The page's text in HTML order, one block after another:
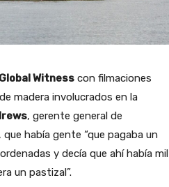
Global Witnesscon filmaciones
madera involucrados en la
, gerente general de
había gente “que pagaba un
y decía que ahí había mil
un pastizal”.